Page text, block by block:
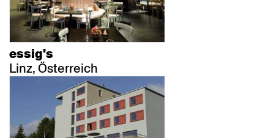
essig's
Linz, Österreich